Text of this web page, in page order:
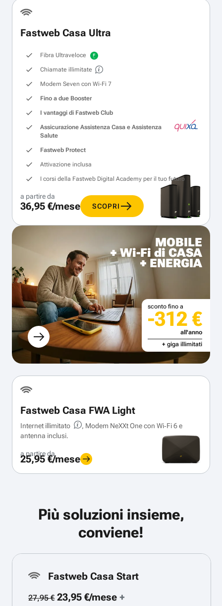
Fastweb Casa Ultra
Fibra Ultraveloce
Chiamate illimitate
Modem Seven con Wi‑Fi 7
Fino a due Booster
I vantaggi di Fastweb Club
Assicurazione Assistenza Casa e Assistenza
Salute
Fastweb Protect
Attivazione inclusa
I corsi della Fastweb Digital Academy per il tuo futuro
a partire da
36,95 €/mese SCOPRI
MOBILE
+ Wi-Fi di CASA
+ ENERGIA
sconto fino a
-312 €
all'anno
+ giga illimitati
Fastweb Casa FWA Light
Internet illimitato
, Modem NeXXt One con Wi‑Fi 6 e
antenna inclusi.
a partire da
25,95 €/mese
Più soluzioni insieme,
conviene!
Fastweb Casa Start
27,95 €23,95 €/mese+